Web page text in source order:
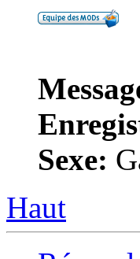
Sexe:
Haut